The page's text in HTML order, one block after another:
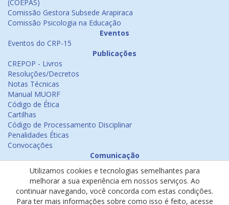
(COEPAS)
Comissão Gestora Subsede Arapiraca
Comissão Psicologia na Educação
Eventos
Eventos do CRP-15
Publicações
CREPOP - Livros
Resoluções/Decretos
Notas Técnicas
Manual MUORF
Código de Ética
Cartilhas
Código de Processamento Disciplinar
Penalidades Éticas
Convocações
Comunicação
Emissão de Certificados
Psicologia na Mídia
Ouvidoria
Utilizamos cookies e tecnologias semelhantes para
melhorar a sua experiência em nossos serviços. Ao
continuar navegando, você concorda com estas condições.
Para ter mais informações sobre como isso é feito, acesse